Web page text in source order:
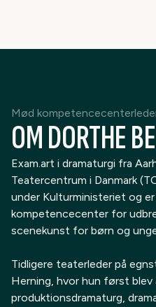
Mød
OM DORTHE
Exam.art i dramaturgi fra
Teatercentrum i Danmark
under Kulturministeriet og
kompetencecenter for
scenekunst for børn og
Tidligere teaterleder på
Herning, hvor hun først blev
produktionsdramaturg,